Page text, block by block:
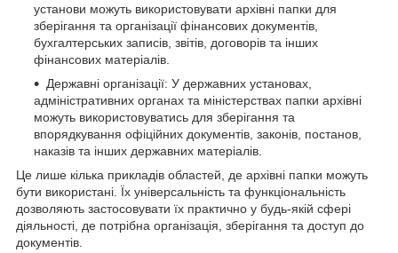
установи можуть використовувати архівні папки для
зберігання та організації фінансових документів,
бухгалтерських записів, звітів, договорів та інших
фінансових матеріалів.
Державні організації: У державних установах,
адміністративних органах та міністерствах папки архівні
можуть використовуватись для зберігання та
впорядкування офіційних документів, законів, постанов,
наказів та інших державних матеріалів.
Це лише кілька прикладів областей, де архівні папки можуть
бути використані. Їх універсальність та функціональність
дозволяють застосовувати їх практично у будь-якій сфері
діяльності, де потрібна організація, зберігання та доступ до
документів.